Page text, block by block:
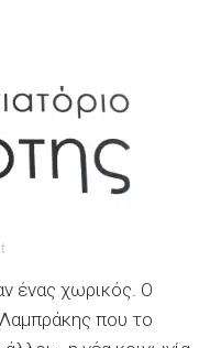
ένας χωρικός. Ο
που το